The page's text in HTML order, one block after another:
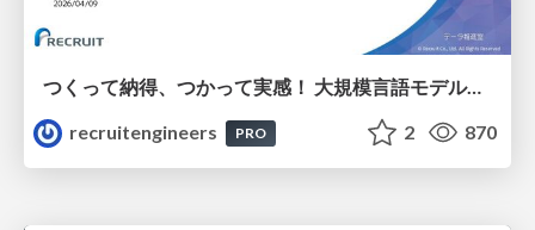
つくって納得、つかって実感！ 大規模言語モデルことはじめ ver2.0
recruitengineers
PRO 2 870